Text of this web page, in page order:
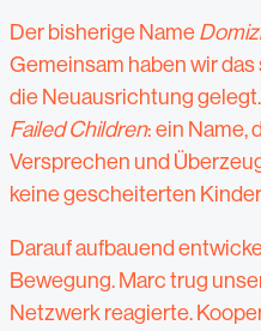
Der bisherige Name
Gemeinsam haben wir
die Neuausrichtung
Failed Children: ein Name,
Versprechen und
keine gescheiterten
Darauf aufbauend
Bewegung. Marc trug
Netzwerk reagierte.